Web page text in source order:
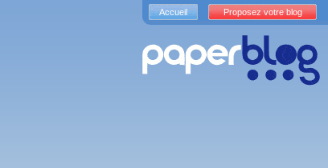
Accueil Proposez votre blog